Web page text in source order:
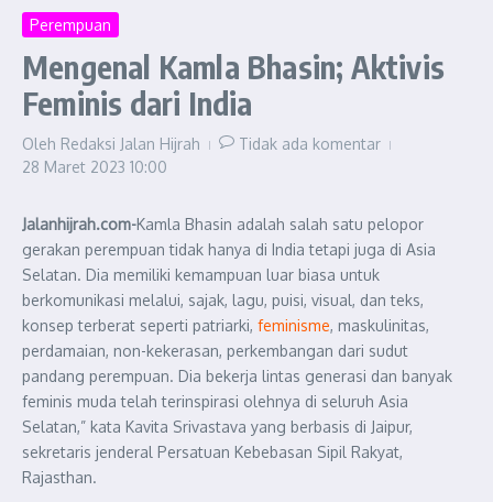
Perempuan
Mengenal Kamla Bhasin; Aktivis
Feminis dari India
Oleh Redaksi Jalan Hijrah
Tidak ada komentar
28 Maret 2023 10:00
Jalanhijrah.com-Kamla Bhasin adalah salah satu pelopor
gerakan perempuan tidak hanya di India tetapi juga di Asia
Selatan. Dia memiliki kemampuan luar biasa untuk
berkomunikasi melalui, sajak, lagu, puisi, visual, dan teks,
konsep terberat seperti patriarki, feminisme, maskulinitas,
perdamaian, non-kekerasan, perkembangan dari sudut
pandang perempuan. Dia bekerja lintas generasi dan banyak
feminis muda telah terinspirasi olehnya di seluruh Asia
Selatan,” kata Kavita Srivastava yang berbasis di Jaipur,
sekretaris jenderal Persatuan Kebebasan Sipil Rakyat,
Rajasthan.